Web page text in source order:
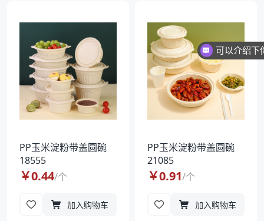
PP玉米淀粉带盖圆碗
18555
￥0.44/个
加入购物车
PP玉米淀粉带盖圆碗
21085
￥0.91/个
加入购物车